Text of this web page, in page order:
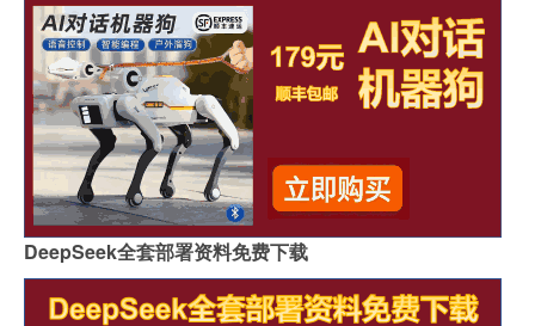
DeepSeek全套部署资料免费下载